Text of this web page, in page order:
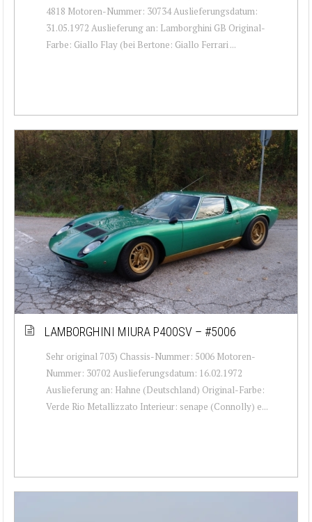
4818 Motoren-Nummer: 30734 Auslieferungsdatum:
31.05.1972 Auslieferung an: Lamborghini GB Original-
Farbe: Giallo Flay (bei Bertone: Giallo Ferrari ...
LAMBORGHINI MIURA P400SV – #5006
Sehr original 703) Chassis-Nummer: 5006 Motoren-
Nummer: 30702 Auslieferungsdatum: 16.02.1972
Auslieferung an: Hahne (Deutschland) Original-Farbe:
Verde Rio Metallizzato Interieur: senape (Connolly) e...